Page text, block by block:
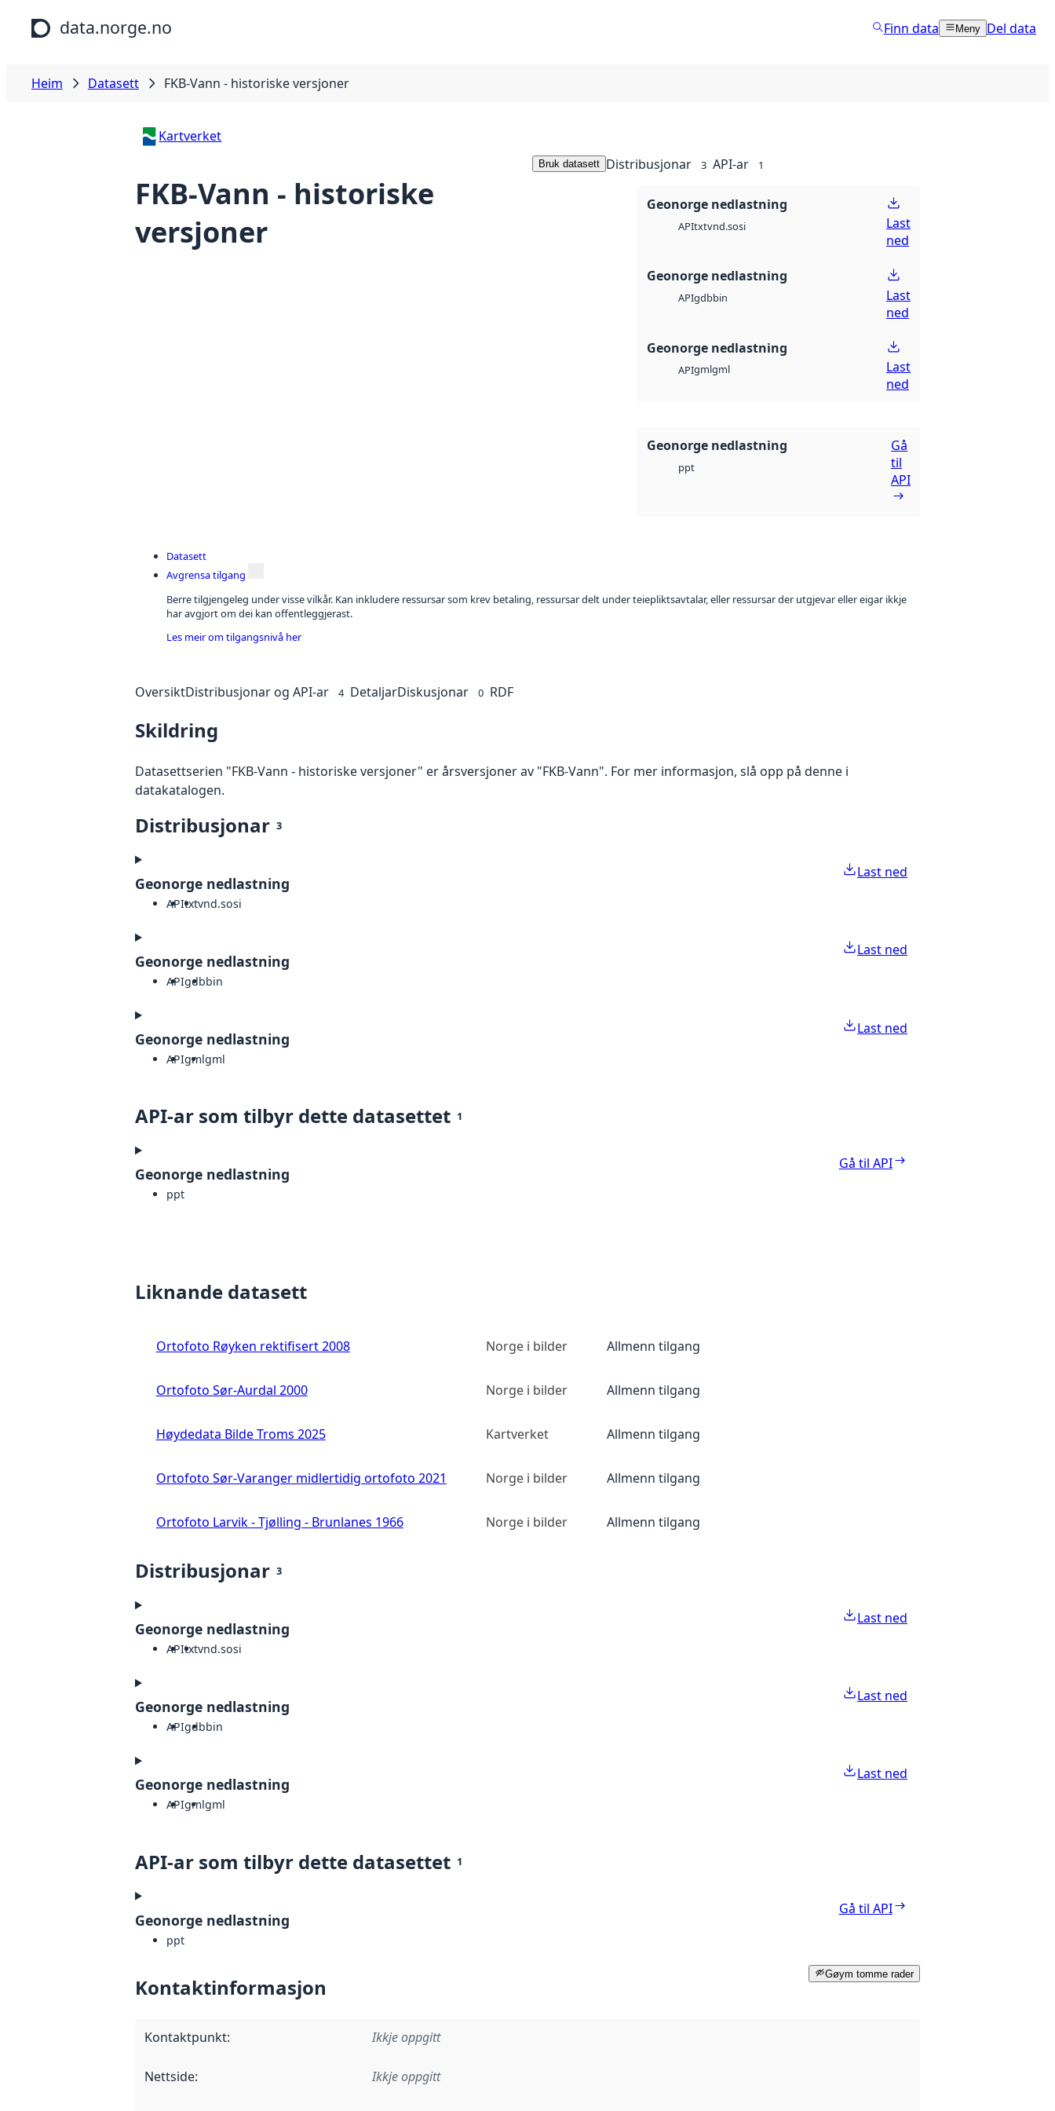
Hopp til hovudinnhald
data.norge.no Finn data Meny Del data
Heim Datasett FKB-Vann - historiske versjoner
Kartverket
FKB-Vann - historiske
versjoner
Bruk datasett Distribusjonar 3 API-ar 1
Geonorge nedlastning
APItxtvnd.sosi
Last
ned
Geonorge nedlastning
APIgdbbin
Last
ned
Geonorge nedlastning
APIgmlgml
Last
ned
Geonorge nedlastning
ppt
Gå
til
API
Datasett
Avgrensa tilgang
Berre tilgjengeleg under visse vilkår. Kan inkludere ressursar som krev betaling, ressursar delt under teiepliktsavtalar, eller ressursar der utgjevar eller eigar ikkje
har avgjort om dei kan offentleggjerast.
Les meir om tilgangsnivå her
OversiktDistribusjonar og API-ar 4 DetaljarDiskusjonar 0 RDF
Skildring
Datasettserien "FKB-Vann - historiske versjoner" er årsversjoner av "FKB-Vann". For mer informasjon, slå opp på denne i
datakatalogen.
Distribusjonar 3
Geonorge nedlastning
APItxtvnd.sosi
Last ned
Geonorge nedlastning
APIgdbbin
Last ned
Geonorge nedlastning
APIgmlgml
Last ned
API-ar som tilbyr dette datasettet 1
Geonorge nedlastning
ppt
Gå til API
Liknande datasett
Ortofoto Røyken rektifisert 2008 Norge i bilder Allmenn tilgang
Ortofoto Sør-Aurdal 2000 Norge i bilder Allmenn tilgang
Høydedata Bilde Troms 2025 Kartverket Allmenn tilgang
Ortofoto Sør-Varanger midlertidig ortofoto 2021 Norge i bilder Allmenn tilgang
Ortofoto Larvik - Tjølling - Brunlanes 1966 Norge i bilder Allmenn tilgang
Distribusjonar 3
Geonorge nedlastning
APItxtvnd.sosi
Last ned
Geonorge nedlastning
APIgdbbin
Last ned
Geonorge nedlastning
APIgmlgml
Last ned
API-ar som tilbyr dette datasettet 1
Geonorge nedlastning
ppt
Gå til API
Gøym tomme rader
Kontaktinformasjon
Kontaktpunkt: Ikkje oppgitt
Nettside: Ikkje oppgitt